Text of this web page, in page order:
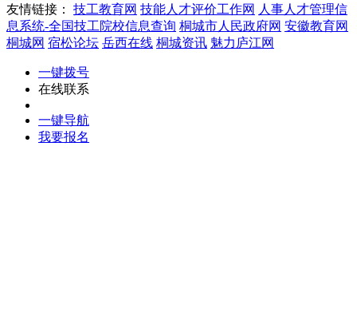
友情链接： 技工教育网 技能人才评价工作网 人事人才管理信
息系统-全国技工院校信息查询 桐城市人民政府网 安徽教育网
桐城网 宿松论坛 岳西在线 桐城资讯 魅力庐江网
一键拨号
在线联系
一键导航
我要报名